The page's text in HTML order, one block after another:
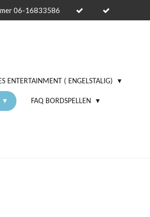
06-16833586
ENTERTAINMENT ( ENGELSTALIG)
FAQ BORDSPELLEN